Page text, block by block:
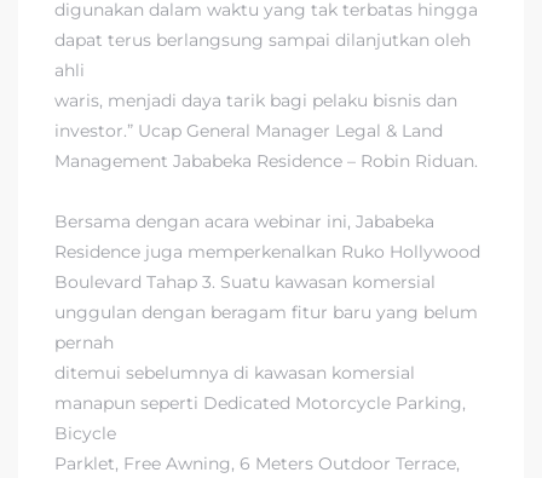
digunakan dalam waktu yang tak terbatas hingga
dapat terus berlangsung sampai dilanjutkan oleh
ahli
waris, menjadi daya tarik bagi pelaku bisnis dan
investor.” Ucap General Manager Legal & Land
Management Jababeka Residence – Robin Riduan.
Bersama dengan acara webinar ini, Jababeka
Residence juga memperkenalkan Ruko Hollywood
Boulevard Tahap 3. Suatu kawasan komersial
unggulan dengan beragam fitur baru yang belum
pernah
ditemui sebelumnya di kawasan komersial
manapun seperti Dedicated Motorcycle Parking,
Bicycle
Parklet, Free Awning, 6 Meters Outdoor Terrace,